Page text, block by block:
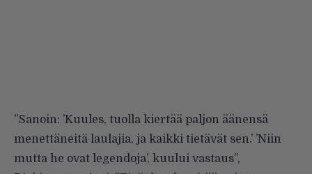
”Sanoin: ’Kuules, tuolla kiertää paljon äänensä
menettäneitä laulajia, ja kaikki tietävät sen.’ ’Niin
mutta he ovat legendoja’, kuului vastaus”,